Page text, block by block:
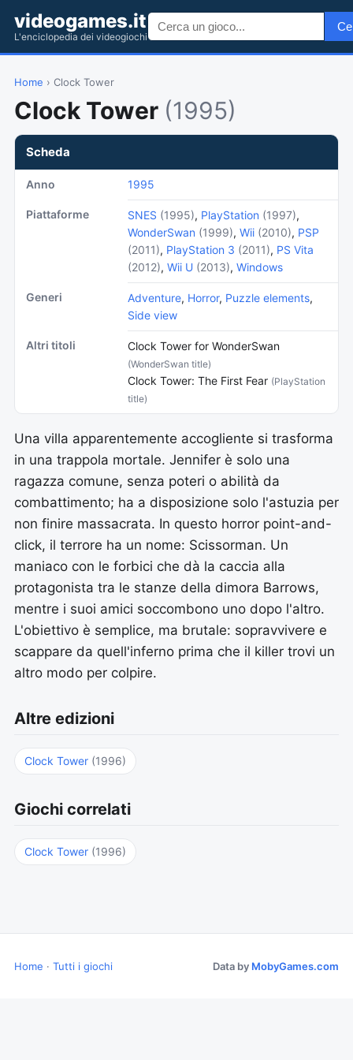
videogames.it
L'enciclopedia dei videogiochi
Home › Clock Tower
Clock Tower (1995)
Scheda
Anno 1995
Piattaforme SNES (1995), PlayStation (1997),
WonderSwan (1999), Wii (2010), PSP
(2011), PlayStation 3 (2011), PS Vita
(2012), Wii U (2013), Windows
Generi Adventure, Horror, Puzzle elements,
Side view
Altri titoli Clock Tower for WonderSwan
(WonderSwan title)
Clock Tower: The First Fear (PlayStation
title)
Una villa apparentemente accogliente si trasforma
in una trappola mortale. Jennifer è solo una
ragazza comune, senza poteri o abilità da
combattimento; ha a disposizione solo l'astuzia per
non finire massacrata. In questo horror point-and-
click, il terrore ha un nome: Scissorman. Un
maniaco con le forbici che dà la caccia alla
protagonista tra le stanze della dimora Barrows,
mentre i suoi amici soccombono uno dopo l'altro.
L'obiettivo è semplice, ma brutale: sopravvivere e
scappare da quell'inferno prima che il killer trovi un
altro modo per colpire.
Altre edizioni
Clock Tower (1996)
Giochi correlati
Clock Tower (1996)
Home · Tutti i giochi Data by MobyGames.com